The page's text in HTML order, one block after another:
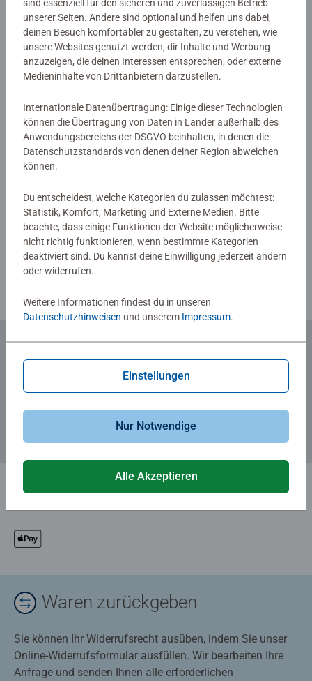
Die kurzen Geschichten eignen sich perfekt zum Vorlesen,
Einschlummern und Träumen und werden von
zauberhaften farbigen Illustrationen begleitet.
Wer begleitet Kinder seit Jahrzehnten beim Einschlafen?
noch ein Kind war? Wer erzählt seit über 60 Jahren die
allerbesten Gutenachtgeschichten? Das Sandmännchen!
Auf jeder Doppelseite findet sich eine neue emotionale,
lustige oder zauberhafte Geschichte über Tiere,
über die kleinen Abenteuer des Alltags und manchmal
auch über wahre Wunder. Die kurzen Geschichten eignen
sich perfekt zum Vorlesen vor dem Schlafengehen, denn
sie sind zwar spannend und lustig, aber ruhig zum
friedlichen Einschlummern erzählt.Die kurzen
Geschichten werden von farbenfrohen, witzigen
Illustrationen begleitet.
ISBN:
978-3-473-37305-5
Warnhinweise und Herstellerinformation
abgegeben
0/0
Verfasse eine Bewertung
Richtlinien für Bewertungen
Zum Newsletter anmelden
Waren zurückgeben
Sie können Ihr Widerrufsrecht ausüben, indem Sie unser
Online-Widerrufsformular ausfüllen. Wir bearbeiten Ihre
Anfrage und senden Ihnen alle erforderlichen
sind essenziell für den sicheren und zuverlässigen Betrieb
unserer Seiten. Andere sind optional und helfen uns dabei,
deinen Besuch komfortabler zu gestalten, zu verstehen, wie
unsere Websites genutzt werden, dir Inhalte und Werbung
anzuzeigen, die deinen Interessen entsprechen, oder externe
Medieninhalte von Drittanbietern darzustellen.
Internationale Datenübertragung: Einige dieser Technologien
können die Übertragung von Daten in Länder außerhalb des
Anwendungsbereichs der DSGVO beinhalten, in denen die
Datenschutzstandards von denen deiner Region abweichen
können.
Du entscheidest, welche Kategorien du zulassen möchtest:
Statistik, Komfort, Marketing und Externe Medien. Bitte
beachte, dass einige Funktionen der Website möglicherweise
nicht richtig funktionieren, wenn bestimmte Kategorien
deaktiviert sind. Du kannst deine Einwilligung jederzeit ändern
oder widerrufen.
Weitere Informationen findest du in unseren
Datenschutzhinweisen und unserem Impressum.
Einstellungen
Nur Notwendige
Alle Akzeptieren